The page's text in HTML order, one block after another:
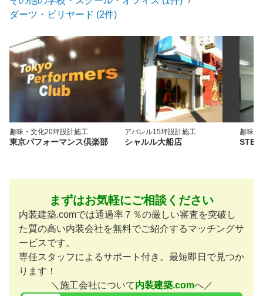
ダーツ・ビリヤード (2件)
趣味・文化20坪設計施工
東京パフォーマンス倶楽部
アパレル15坪設計施工
シャルル大船店
趣味・
STEP
まずはお気軽にご相談ください
内装建築.comでは通過率７％の厳しい審査を突破し
た質の高い内装会社を無料でご紹介するマッチングサ
ービスです。
専任スタッフによるサポート付き。最短即日で見つか
ります！
＼施工会社について内装建築.comへ／